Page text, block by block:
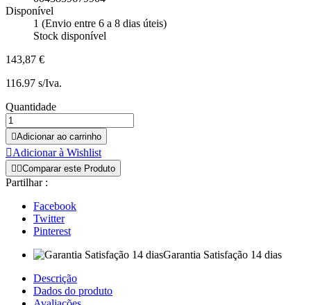
Disponível
1 (Envio entre 6 a 8 dias úteis)
Stock disponível
143,87 €
116.97 s/Iva.
Quantidade
Adicionar ao carrinho
Adicionar à Wishlist
 Comparar este Produto
Partilhar :
Facebook
Twitter
Pinterest
Garantia Satisfação 14 dias
Descrição
Dados do produto